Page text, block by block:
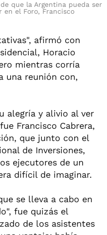
que la Argentina pueda ser
en el Foro, Francisco
afirmó con
Horacio
mientras corría
una reunión con,
alegría y alivio al ver
Francisco Cabrera,
que junto con el
de Inversiones,
ejecutores de un
difícil de imaginar.
se lleva a cabo en
fue quizás el
de los asistentes